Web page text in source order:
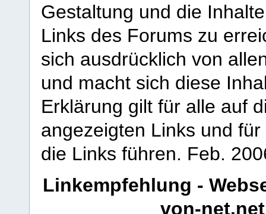
Gestaltung und die
Links des Forums zu
sich ausdrücklich von
und macht sich diese
Erklärung gilt für alle auf
angezeigten Links und
die Links führen. Feb.
Linkempfehlung -
von-net.net